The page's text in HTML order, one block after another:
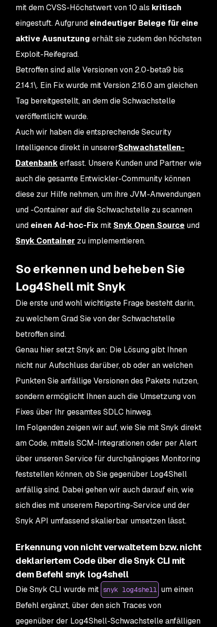
mit dem CVSS-Höchstwert von 10 als kritisch
eingestuft. Aufgrund eindeutiger Belege für eine
aktive Ausnutzung erhält sie zudem den höchsten
Exploit-Reifegrad.
Betroffen sind alle Versionen von 2.0-beta9 bis
2.14.1\. Ein Fix wurde mit Version 2.16.0 am gleichen
Tag bereitgestellt, an dem die Schwachstelle
veröffentlicht wurde.
Auch wir haben die entsprechende Security
Intelligence direkt in unsererSchwachstellen-
Datenbankerfasst. Unsere Kunden und Partner wie
auch die gesamte Entwickler-Community können
diese zur Hilfe nehmen, um ihre JVM-Anwendungen
und -Container auf die Schwachstelle zu scannen
und einen Ad-hoc-Fix mit Snyk Open Source und
Snyk Container zu implementieren.
So erkennen und beheben Sie
Log4Shell mit Snyk
Die erste und wohl wichtigste Frage besteht darin,
zu welchem Grad Sie von der Schwachstelle
betroffen sind.
Genau hier setzt Snyk an: Die Lösung gibt Ihnen
nicht nur Aufschluss darüber, ob oder an welchen
Punkten Sie anfällige Versionen des Pakets nutzen,
sondern ermöglicht Ihnen auch die Umsetzung von
Fixes über Ihr gesamtes SDLC hinweg.
Im Folgenden zeigen wir auf, wie Sie mit Snyk direkt
am Code, mittels SCM-Integrationen oder per Alert
über unseren Service für durchgängiges Monitoring
feststellen können, ob Sie gegenüber Log4Shell
anfällig sind. Dabei gehen wir auch darauf ein, wie
sich dies mit unserem Reporting-Service und der
Snyk API umfassend skalierbar umsetzen lässt.
Erkennung von nicht verwaltetem bzw. nicht
deklariertem Code über die Snyk CLI mit
dem Befehl snyk log4shell
Die Snyk CLI wurde mit snyk log4shell um einen
Befehl ergänzt, über den sich Traces von
gegenüber der Log4Shell-Schwachstelle anfälligen